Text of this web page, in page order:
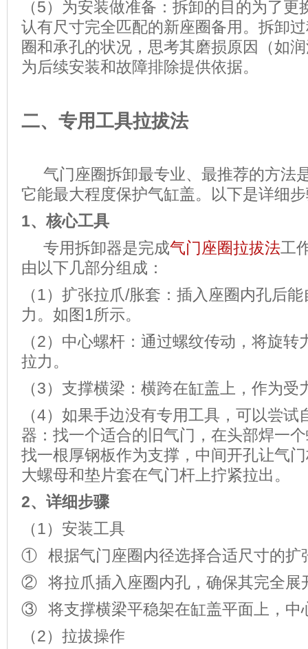
（5）为安装做准备：拆卸的目的为了
认有尺寸完全匹配的新座圈备用。拆卸
圈和承孔的状况，思考其磨损原因（如
为后续安装和故障排除提供依据。
二、专用工具拉拔法
气门座圈拆卸最专业、最推荐的方法
它能最大程度保护气缸盖。以下是详细
1、 核心工具
专用拆卸器是完成气门座圈拉拔法工
由以下几部分组成：
（1）扩张拉爪/胀套：插入座圈内孔后
力。如图1所示。
（2）中心螺杆：通过螺纹传动，将旋
拉力。
（3）支撑横梁：横跨在缸盖上，作为受
（4）如果手边没有专用工具，可以尝试
器：找一个适合的旧气门，在头部焊一
找一根厚钢板作为支撑，中间开孔让气
大螺母和垫片套在气门杆上拧紧拉出。
2、 详细步骤
（1）安装工具
① 根据气门座圈内径选择合适尺寸的扩
② 将拉爪插入座圈内孔，确保其完全展
③ 将支撑横梁平稳架在缸盖平面上，中
（2）拉拔操作